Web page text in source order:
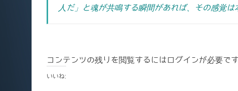
人だ」と魂が共鳴する瞬間があれば、その感覚は
コンテンツの残りを閲覧するにはログインが必要で
いいね: